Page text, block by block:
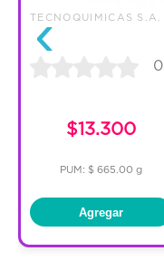
‹
TECNOQUIMICAS S.A.
0
$13.300
PUM: $ 665.00 g
Agregar